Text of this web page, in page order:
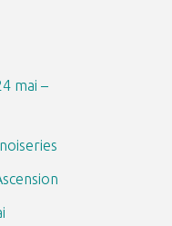
mai –